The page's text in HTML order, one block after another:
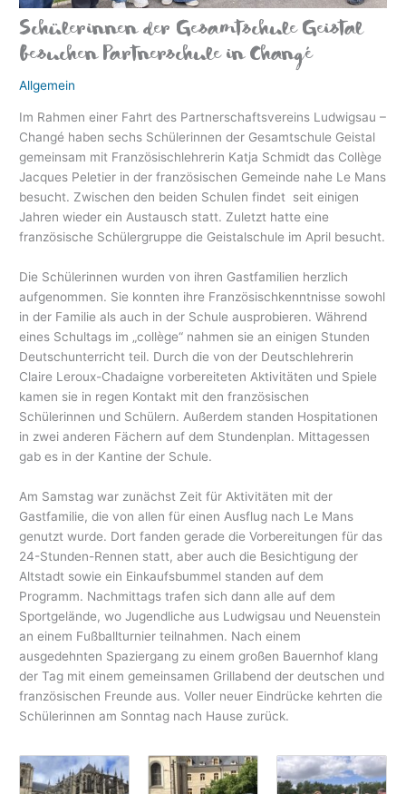
Schülerinnen der Gesamtschule Geistal
besuchen Partnerschule in Changé
Allgemein
Im Rahmen einer Fahrt des Partnerschaftsvereins Ludwigsau –
Changé haben sechs Schülerinnen der Gesamtschule Geistal
gemeinsam mit Französischlehrerin Katja Schmidt das Collège
Jacques Peletier in der französischen Gemeinde nahe Le Mans
besucht. Zwischen den beiden Schulen findet seit einigen
Jahren wieder ein Austausch statt. Zuletzt hatte eine
französische Schülergruppe die Geistalschule im April besucht.
Die Schülerinnen wurden von ihren Gastfamilien herzlich
aufgenommen. Sie konnten ihre Französischkenntnisse sowohl
in der Familie als auch in der Schule ausprobieren. Während
eines Schultags im „collège“ nahmen sie an einigen Stunden
Deutschunterricht teil. Durch die von der Deutschlehrerin
Claire Leroux-Chadaigne vorbereiteten Aktivitäten und Spiele
kamen sie in regen Kontakt mit den französischen
Schülerinnen und Schülern. Außerdem standen Hospitationen
in zwei anderen Fächern auf dem Stundenplan. Mittagessen
gab es in der Kantine der Schule.
Am Samstag war zunächst Zeit für Aktivitäten mit der
Gastfamilie, die von allen für einen Ausflug nach Le Mans
genutzt wurde. Dort fanden gerade die Vorbereitungen für das
24-Stunden-Rennen statt, aber auch die Besichtigung der
Altstadt sowie ein Einkaufsbummel standen auf dem
Programm. Nachmittags trafen sich dann alle auf dem
Sportgelände, wo Jugendliche aus Ludwigsau und Neuenstein
an einem Fußballturnier teilnahmen. Nach einem
ausgedehnten Spaziergang zu einem großen Bauernhof klang
der Tag mit einem gemeinsamen Grillabend der deutschen und
französischen Freunde aus. Voller neuer Eindrücke kehrten die
Schülerinnen am Sonntag nach Hause zurück.